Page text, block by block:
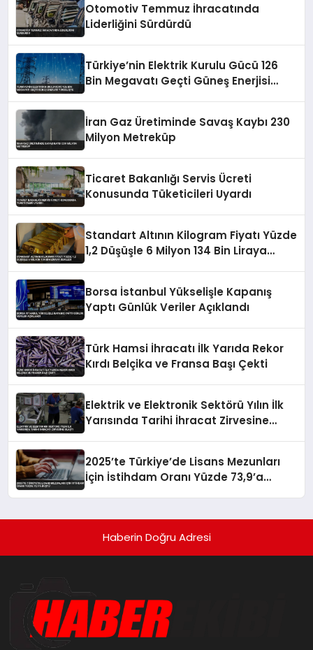
Otomotiv Temmuz İhracatında
Liderliğini Sürdürdü
Türkiye’nin Elektrik Kurulu Gücü 126
Bin Megavatı Geçti Güneş Enerjisi
İran Gaz Üretiminde Savaş Kaybı 230
Milyon Metreküp
Ticaret Bakanlığı Servis Ücreti
Konusunda Tüketicileri Uyardı
Standart Altının Kilogram Fiyatı Yüzde
1,2 Düşüşle 6 Milyon 134 Bin Liraya
Borsa İstanbul Yükselişle Kapanış
Yaptı Günlük Veriler Açıklandı
Türk Hamsi İhracatı İlk Yarıda Rekor
Kırdı Belçika ve Fransa Başı Çekti
Elektrik ve Elektronik Sektörü Yılın İlk
Yarısında Tarihi İhracat Zirvesine
2025’te Türkiye’de Lisans Mezunları
İçin İstihdam Oranı Yüzde 73,9’a
Haberin Doğru Adresi